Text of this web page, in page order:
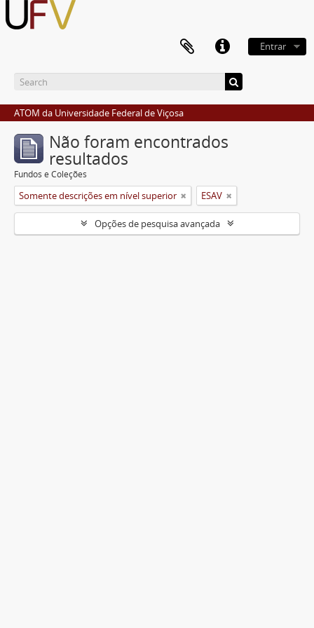
Entrar
ATOM da Universidade Federal de Viçosa
Não foram encontrados
resultados
Fundos e Coleções
Somente descrições em nível superior ESAV
Opções de pesquisa avançada